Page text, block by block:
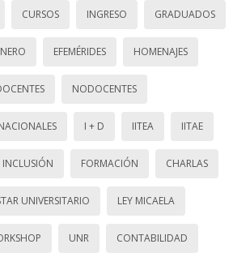
CURSOS INGRESO GRADUADOS
EFEMÉRIDES HOMENAJES
NODOCENTES
I + D IITEA IITAE
INCLUSIÓN FORMACIÓN CHARLAS
UNIVERSITARIO LEY MICAELA
UNR CONTABILIDAD